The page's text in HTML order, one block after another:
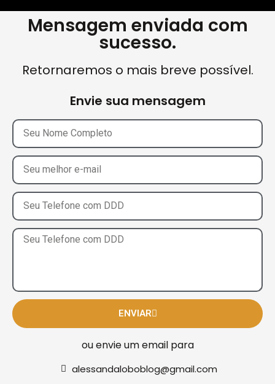
Mensagem enviada com
sucesso.
Retornaremos o mais breve possível.
Envie sua mensagem
ENVIAR
ou envie um email para
alessandaloboblog@gmail.com